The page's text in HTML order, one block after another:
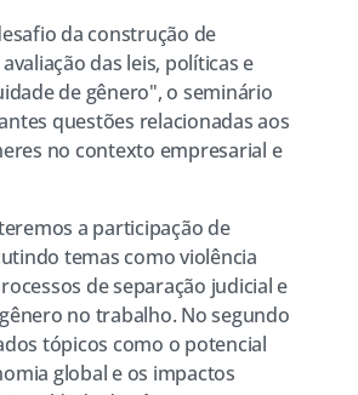
da construção de
das leis, políticas e
de gênero", o seminário
questões relacionadas aos
no contexto empresarial e
a participação de
temas como violência
de separação judicial e
no trabalho. No segundo
tópicos como o potencial
global e os impactos